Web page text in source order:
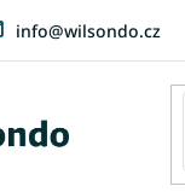
info@wilsondo.cz